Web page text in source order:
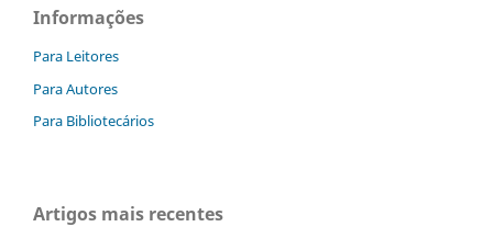
Informações
Para Leitores
Para Autores
Para Bibliotecários
Artigos mais recentes